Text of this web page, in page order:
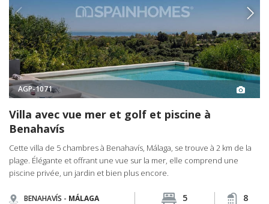
AGP-1071
Villa avec vue mer et golf et piscine à
Benahavís
Cette villa de 5 chambres à Benahavís, Málaga, se trouve à 2 km de la
plage. Élégante et offrant une vue sur la mer, elle comprend une
piscine privée, un jardin et bien plus encore.
BENAHAVÍS - MÁLAGA 5 8